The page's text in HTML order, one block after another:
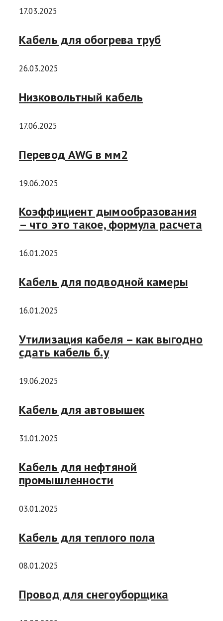
17.03.2025
Кабель для обогрева труб
26.03.2025
Низковольтный кабель
17.06.2025
Перевод AWG в мм2
19.06.2025
Коэффициент дымообразования
– что это такое, формула расчета
16.01.2025
Кабель для подводной камеры
16.01.2025
Утилизация кабеля – как выгодно
сдать кабель б.у
19.06.2025
Кабель для автовышек
31.01.2025
Кабель для нефтяной
промышленности
03.01.2025
Кабель для теплого пола
08.01.2025
Провод для снегоуборщика